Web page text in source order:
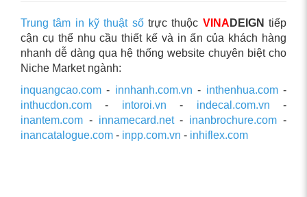
Trung tâm in kỹ thuật sốtrực thuộc VINA DEIGN tiếp
cận cụ thể nhu cầu thiết kế và in ấn của khách hàng
nhanh dễ dàng qua hệ thống website chuyên biệt cho
Niche Market ngành:
inquangcao.com - innhanh.com.vn - inthenhua.com-
inthucdon.com - intoroi.vn - indecal.com.vn -
inantem.com - innamecard.net- inanbrochure.com -
inancatalogue.com - inpp.com.vn - inhiflex.com